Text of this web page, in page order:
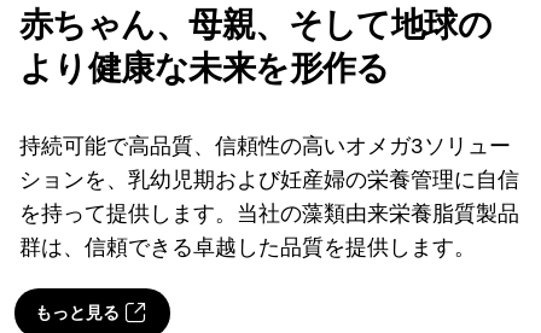
赤ちゃん、母親、そして地球の
より健康な未来を形作る
持続可能で高品質、信頼性の高いオメガ3ソリュー
ションを、乳幼児期および妊産婦の栄養管理に自信
を持って提供します。当社の藻類由来栄養脂質製品
群は、信頼できる卓越した品質を提供します。
もっと見る